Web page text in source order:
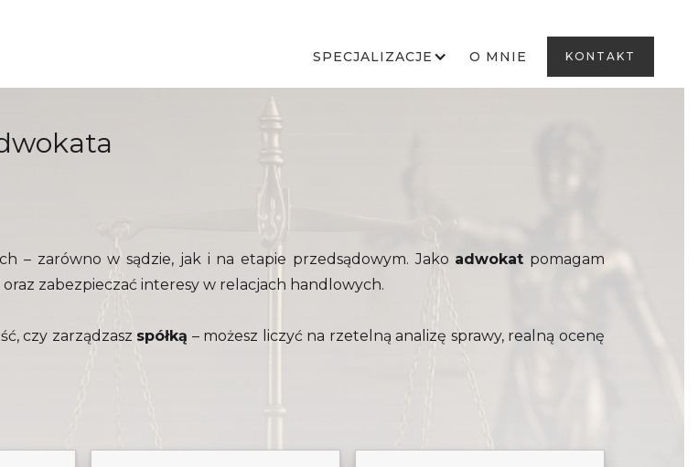
SPECJALIZACJE O MNIE KONTAKT
– zarówno w sądzie, jak i na etapie przedsądowym. Jako adwokat pomagam
zabezpieczać interesy w relacjach handlowych.
czy zarządzasz spółką – możesz liczyć na rzetelną analizę sprawy, realną ocenę